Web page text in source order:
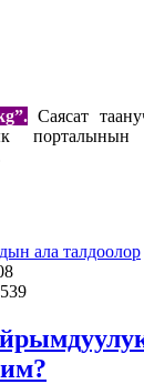
”. Саясат
ала талдоолор